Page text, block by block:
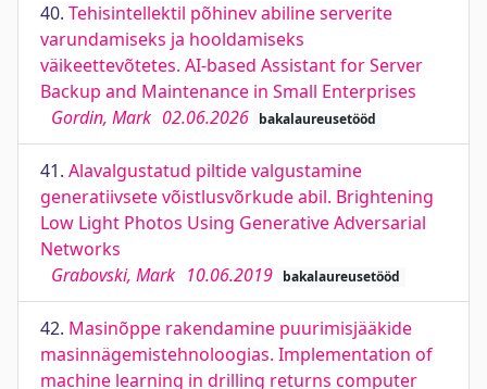
40. Tehisintellektil põhinev abiline serverite
varundamiseks ja hooldamiseks
väikeettevõtetes. AI-based Assistant for Server
Backup and Maintenance in Small Enterprises
Gordin, Mark 02.06.2026 bakalaureusetööd
41. Alavalgustatud piltide valgustamine
generatiivsete võistlusvõrkude abil. Brightening
Low Light Photos Using Generative Adversarial
Networks
Grabovski, Mark 10.06.2019 bakalaureusetööd
42. Masinõppe rakendamine puurimisjääkide
masinnägemistehnoloogias. Implementation of
machine learning in drilling returns computer